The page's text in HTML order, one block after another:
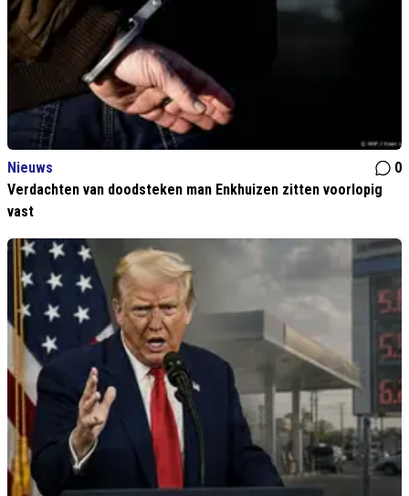
Nieuws
0
Verdachten van doodsteken man Enkhuizen zitten voorlopig
vast